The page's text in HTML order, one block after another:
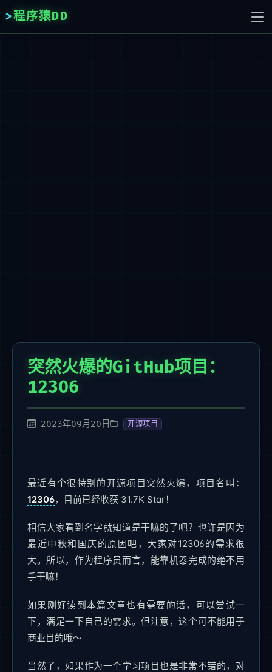
程序猿DD
突然火爆的GitHub项目：
12306
2023年09月20日 开源项目
最近有个很特别的开源项目突然火爆，项目名叫：
12306，目前已经收获 31.7K Star！
相信大家看到名字就知道是干嘛的了吧？也许是因为
最近中秋和国庆的原因吧，大家对12306的需求很
大。所以，作为程序员而言，能靠机器完成的绝不用
手干嘛！
如果刚好读到本篇文章也有需要的话，可以尝试一
下，满足一下自己的需求。但注意，这个可不能用于
商业目的哦～
当然了，如果作为一个学习项目也是非常不错的，对